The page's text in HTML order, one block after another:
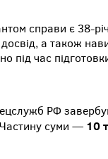
справи є 38-
а також
під час
РФ
суми — 10